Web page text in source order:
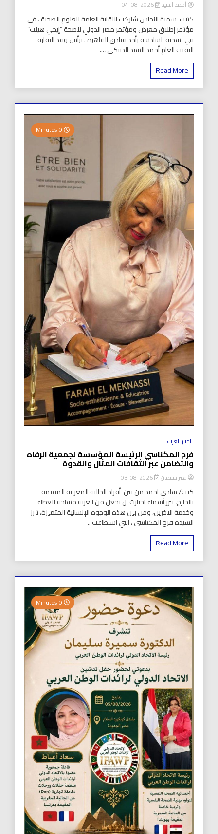
أحمد السيد 2026-08-04
كتبت..سمية النحاس شاركت النقابة العامة للعلوم الصحية ، في
مؤتمر إطلاق معرض ومؤتمر مصر الدولي للصحة “إيجي هيلث”
في نسخته السادسة بأحد فنادق القاهرة . ترأس وفد النقابة
النقيب العام أحمد السيد الدبيكي ،...
Read More
اخبار العرب
فرح المكناسي الرئيسة المؤسسة لجمعية الرفاه
والتضامن عبر الثقافات المثال والقدوة
عبير سليمان 2026-08-03
كتب/ شادي احمد من بين أفراد الجالية المغربية المقيمة
بالخارج، تبرز أسماء اختارت أن تجعل من الغربة مساحة للعطاء
وخدمة الآخرين، ومن بين هذه الوجوه الإنسانية المتميزة، تبرز
السيدة فرح المكناسي ، التي استطاعت...
Read More